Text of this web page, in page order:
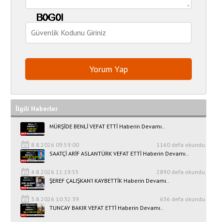
İlgili Haberler
MÜRŞİDE BENLİ VEFAT ETTİ Haberin Devamı..
8.8.2026 09:59:00
1160 defa okundu.
SAATÇİ ARİF ASLANTÜRK VEFAT ETTİ Haberin Devamı..
4.8.2026 11:19:55
2890 defa okundu.
ŞEREF ÇALIŞKAN’I KAYBETTİK Haberin Devamı..
3.8.2026 10:32:39
636 defa okundu.
TUNCAY BAKIR VEFAT ETTİ Haberin Devamı..